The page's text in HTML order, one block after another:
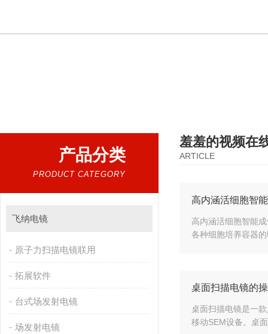
产品分类
PRODUCT CATEGORY
飞纳电镜
原子力扫描电镜联用
拓展软件
台式场发射电镜
场发射电镜
羞羞的视频在
ARTICLE
高内涵活细胞智
高内涵活细胞智能
各种细胞培养容器的明
桌面扫描电镜的
桌面扫描电镜是一款
移动SEM设备。桌